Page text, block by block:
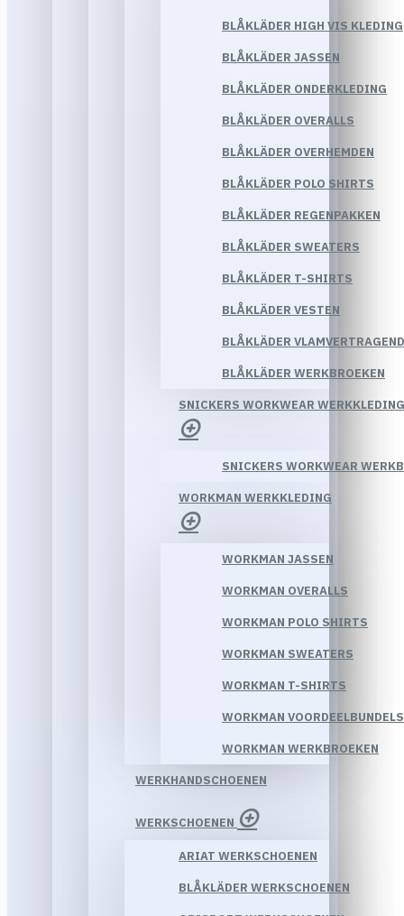
BLÅKLÄDER HIGH VIS KLEDING
BLÅKLÄDER JASSEN
BLÅKLÄDER ONDERKLEDING
BLÅKLÄDER OVERALLS
BLÅKLÄDER OVERHEMDEN
BLÅKLÄDER POLO SHIRTS
BLÅKLÄDER REGENPAKKEN
BLÅKLÄDER SWEATERS
BLÅKLÄDER T-SHIRTS
BLÅKLÄDER VESTEN
BLÅKLÄDER
BLÅKLÄDER WERKBROEKEN
SNICKERS WORKWEAR WERKKLEDING
SNICKERS WORKWEAR
WORKMAN WERKKLEDING
WORKMAN JASSEN
WORKMAN OVERALLS
WORKMAN POLO SHIRTS
WORKMAN SWEATERS
WORKMAN T-SHIRTS
WORKMAN VOORDEELBUNDELS
WORKMAN WERKBROEKEN
WERKHANDSCHOENEN
WERKSCHOENEN
ARIAT WERKSCHOENEN
BLÅKLÄDER WERKSCHOENEN